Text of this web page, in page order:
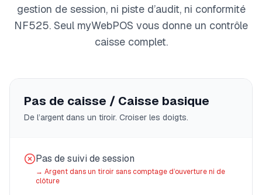
gestion de session, ni piste d’audit, ni conformité
NF525. Seul myWebPOS vous donne un contrôle
caisse complet.
Pas de caisse / Caisse basique
De l’argent dans un tiroir. Croiser les doigts.
Pas de suivi de session
→ Argent dans un tiroir sans comptage d’ouverture ni de
clôture